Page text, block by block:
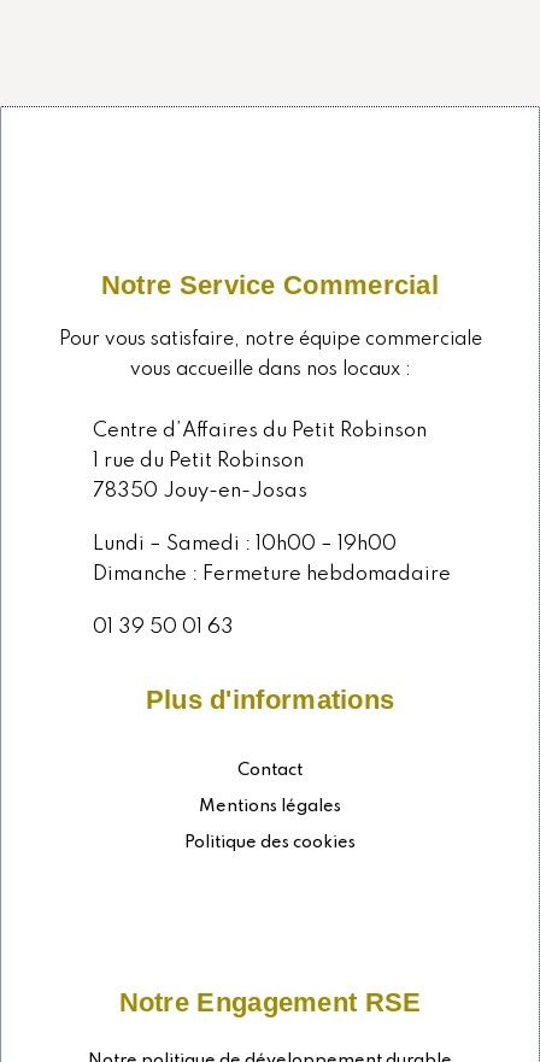
Notre Service Commercial
Pour vous satisfaire, notre équipe commerciale
vous accueille dans nos locaux :
Centre d’Affaires du Petit Robinson
1 rue du Petit Robinson
78350 Jouy-en-Josas
Lundi – Samedi : 10h00 – 19h00
Dimanche : Fermeture hebdomadaire
01 39 50 01 63
Plus d'informations
Contact
Mentions légales
Politique des cookies
Notre Engagement RSE